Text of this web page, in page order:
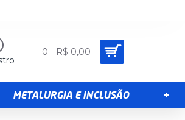
0 - R$ 0,00
METALURGIA E INCLUSÃO +